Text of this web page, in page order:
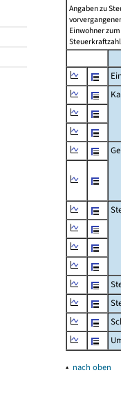
Angaben zu
Einwohner
▴ nach oben